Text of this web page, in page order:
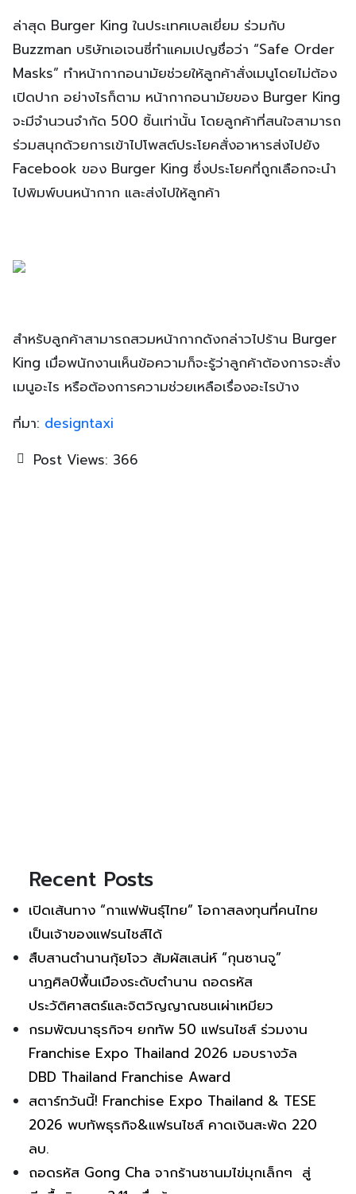
ล่าสุด Burger King ในประเทศเบลเยี่ยม ร่วมกับ
Buzzman บริษัทเอเจนซี่ทำแคมเปญชื่อว่า “Safe Order
Masks” ทำหน้ากากอนามัยช่วยให้ลูกค้าสั่งเมนูโดยไม่ต้อง
เปิดปาก อย่างไรก็ตาม หน้ากากอนามัยของ Burger King
จะมีจำนวนจำกัด 500 ชิ้นเท่านั้น โดยลูกค้าที่สนใจสามารถ
ร่วมสนุกด้วยการเข้าไปโพสต์ประโยคสั่งอาหารส่งไปยัง
Facebook ของ Burger King ซึ่งประโยคที่ถูกเลือกจะนำ
ไปพิมพ์บนหน้ากาก และส่งไปให้ลูกค้า
สำหรับลูกค้าสามารถสวมหน้ากากดังกล่าวไปร้าน Burger
King เมื่อพนักงานเห็นข้อความก็จะรู้ว่าลูกค้าต้องการจะสั่ง
เมนูอะไร หรือต้องการความช่วยเหลือเรื่องอะไรบ้าง
ที่มา: designtaxi
Post Views: 366
Recent Posts
เปิดเส้นทาง “กาแฟพันธุ์ไทย” โอกาสลงทุนที่คนไทย
เป็นเจ้าของแฟรนไชส์ได้
สืบสานตำนานกุ้ยโจว สัมผัสเสน่ห์ “กุนซานจู”
นาฏศิลป์พื้นเมืองระดับตำนาน ถอดรหัส
ประวัติศาสตร์และจิตวิญญาณชนเผ่าเหมียว
กรมพัฒนาธุรกิจฯ ยกทัพ 50 แฟรนไชส์ ร่วมงาน
Franchise Expo Thailand 2026 มอบรางวัล
DBD Thailand Franchise Award
สตาร์ทวันนี้! Franchise Expo Thailand & TESE
2026 พบทัพธุรกิจ&แฟรนไชส์ คาดเงินสะพัด 220
ลบ.
ถอดรหัส Gong Cha จากร้านชานมไข่มุกเล็กๆ สู่